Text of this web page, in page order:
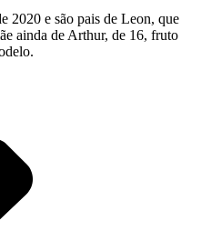
2020 e são pais de Leon, que
ainda de Arthur, de 16, fruto